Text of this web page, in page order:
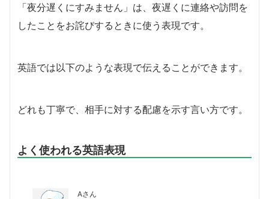
「夜分遅くにすみません」は、夜遅くに連絡や訪問を
したことをお詫びするときに使う表現です。
英語では以下のような表現で伝えることができます。
どれも丁寧で、相手に対する配慮を示す言い方です。
よく使われる英語表現
Aさん